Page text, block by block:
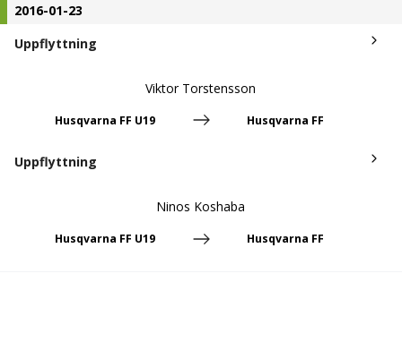
2016-01-23
Uppflyttning
Viktor Torstensson
Husqvarna FF U19 Husqvarna FF
Uppflyttning
Ninos Koshaba
Husqvarna FF U19 Husqvarna FF